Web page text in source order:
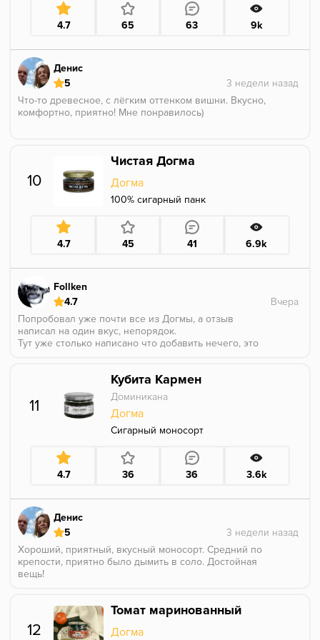
приглушенно. Также порою можно уловить лееегкую
сладость, вероятно легкая вишня, или ее косточка,
но не броская
Не совсем моё, не хватило бОльшей плотности,
чтоль
Во время сессии подсушивало слегка
Партия 31.10.2025
4.7 65 63 9k
Денис
5
Что-то древесное, с лёгким оттенком вишни. Вкусно,
комфортно, приятно! Мне понравилось)
10
Чистая Догма
Догма
100% сигарный панк
4.7 45 41 6.9k
Follken
4.7
Попробовал уже почти все из Догмы, а отзыв
написал на один вкус, непорядок.
Тут уже столько написано что добавить нечего, это
Курил как и в соло так и миксовал, последний раз
было так: добавляем немножечко мороженого от МХ
и получаем что-то похожее на старый забытый вкус
«мороженое сигара» от чабы, это был топ вкус лично
для меня, жаль что его уже нет, ребята из Догмы,
шедевр в своем исполнении)
11
Кубита Кармен
Доминикана
Догма
Сигарный моносорт
4.7 36 36 3.6k
Денис
5
Хороший, приятный, вкусный моносорт. Средний по
крепости, приятно было дымить в соло. Достойная
вещь!
12
Томат маринованный
Догма